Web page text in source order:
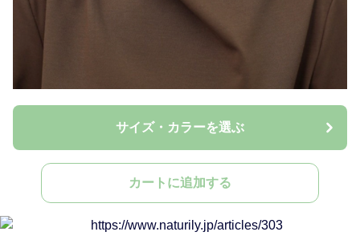
サイズ・カラーを選ぶ
カートに追加する